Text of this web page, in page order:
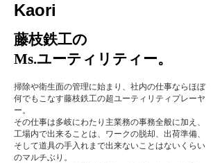
Kaori
藤枝鉄工の
Ms.ユーティリティー。
掃除や衛生面の管理に始まり、社内の仕事ならほぼ
何でもこなす藤枝鉄工の超ユーティリティプレーヤ
ー。
その仕事は多岐にわたり主業務の事務全般に加え、
工場内で出来ることは、ワークの脱却、出荷準備、
そして道具の手入れまで出来ないことはないくらい
のマルチぶり。